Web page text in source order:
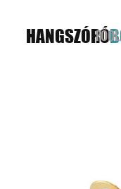
HANGSZÓRÓ